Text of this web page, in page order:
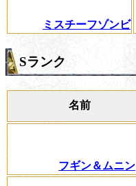
ミスチーフゾンビ
Sランク
名前
フギン＆ムニン